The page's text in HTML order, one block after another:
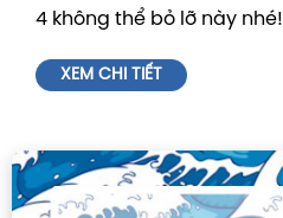
4 không thể bỏ lỡ này nhé!
XEM CHI TIẾT